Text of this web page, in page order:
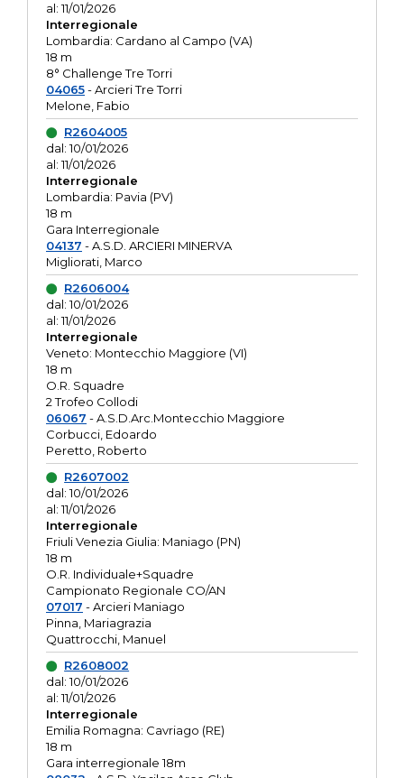
al: 11/01/2026
Interregionale
Lombardia: Cardano al Campo (VA)
18 m
8° Challenge Tre Torri
04065- Arcieri Tre Torri
Melone, Fabio
R2604005
dal: 10/01/2026
al: 11/01/2026
Interregionale
Lombardia: Pavia (PV)
18 m
Gara Interregionale
04137 - A.S.D. ARCIERI MINERVA
Migliorati, Marco
R2606004
dal: 10/01/2026
al: 11/01/2026
Interregionale
Veneto: Montecchio Maggiore (VI)
18 m
O.R. Squadre
2 Trofeo Collodi
06067 - A.S.D.Arc.Montecchio Maggiore
Corbucci, Edoardo
Peretto, Roberto
R2607002
dal: 10/01/2026
al: 11/01/2026
Interregionale
Friuli Venezia Giulia: Maniago (PN)
18 m
O.R. Individuale+Squadre
Campionato Regionale CO/AN
07017 - Arcieri Maniago
Pinna, Mariagrazia
Quattrocchi, Manuel
R2608002
dal: 10/01/2026
al: 11/01/2026
Interregionale
Emilia Romagna: Cavriago (RE)
18 m
Gara interregionale 18m